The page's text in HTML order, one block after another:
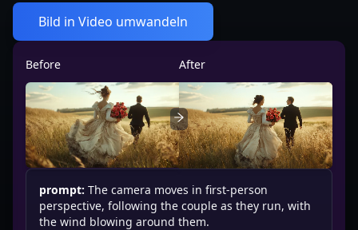
Bild in Video umwandeln
Before After
prompt: The camera moves in first-person
perspective, following the couple as they run, with
the wind blowing around them.